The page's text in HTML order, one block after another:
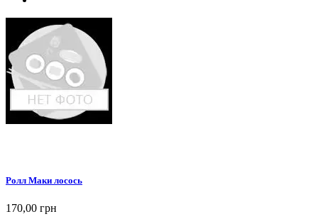
Ролл Маки лосось
170,00 грн